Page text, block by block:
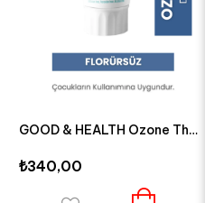
GOOD & HEALTH Ozone Therapy Florürsüz Beyazlatıcı Ozonlu Diş Macunu 100 ml
₺340,00